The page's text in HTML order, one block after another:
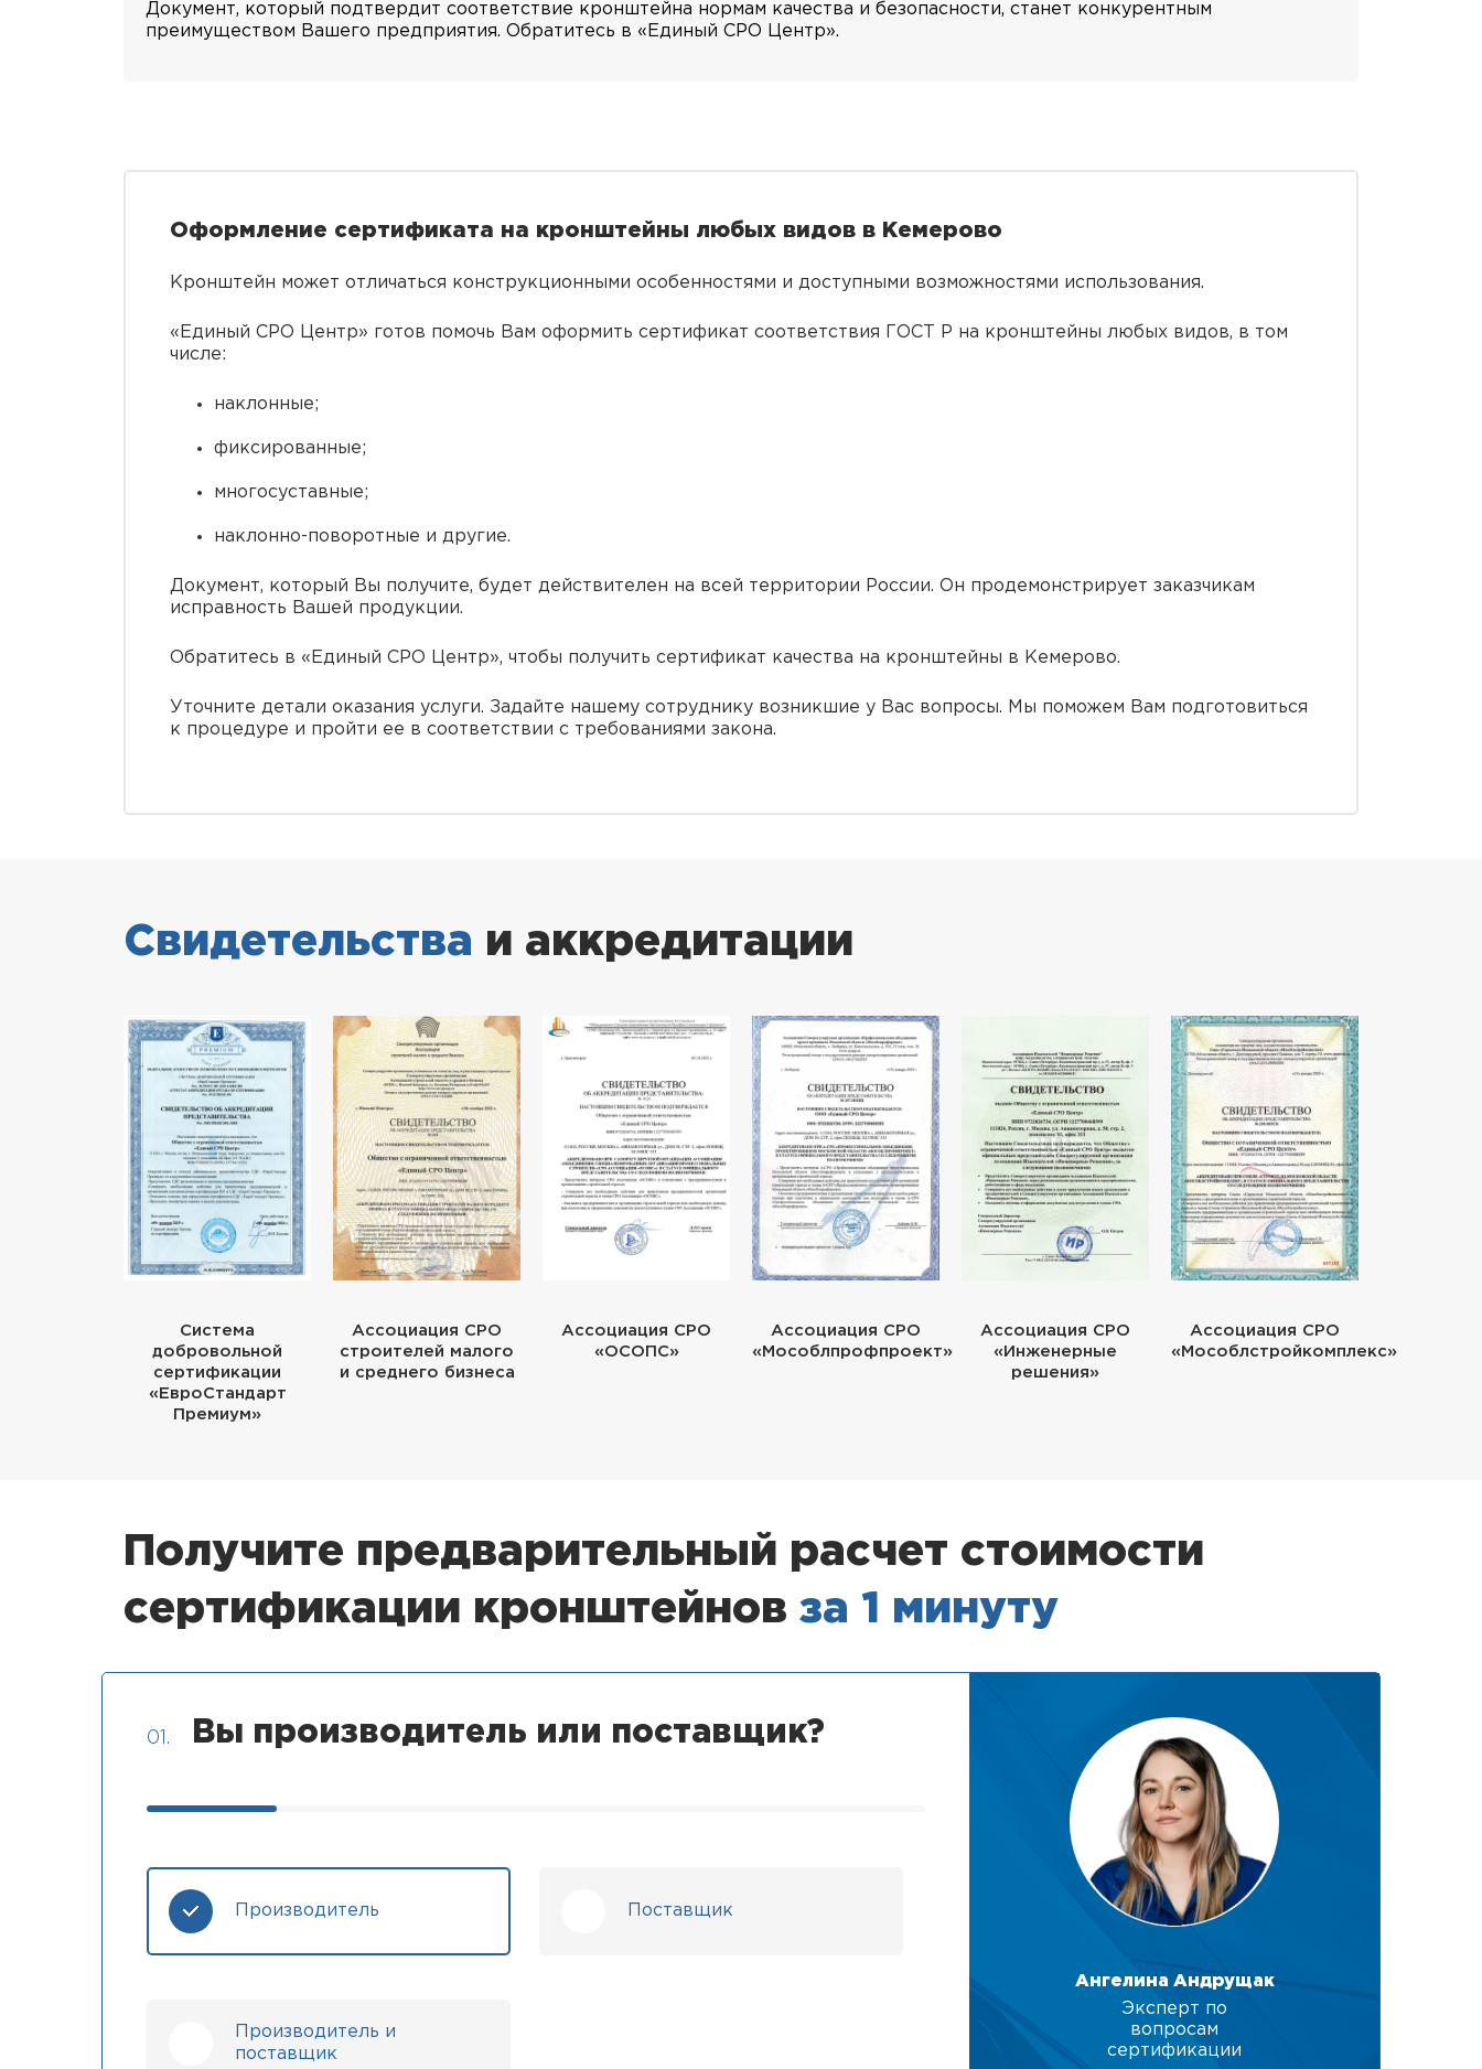
Документ, который подтвердит соответствие кронштейна нормам качества и безопасности, станет конкурентным
преимуществом Вашего предприятия. Обратитесь в «Единый СРО Центр».
Оформление сертификата на кронштейны любых видов в Кемерово
Кронштейн может отличаться конструкционными особенностями и доступными возможностями использования.
«Единый СРО Центр» готов помочь Вам оформить сертификат соответствия ГОСТ Р на кронштейны любых видов, в том
числе:
наклонные;
фиксированные;
многосуставные;
наклонно-поворотные и другие.
Документ, который Вы получите, будет действителен на всей территории России. Он продемонстрирует заказчикам
исправность Вашей продукции.
Обратитесь в «Единый СРО Центр», чтобы получить сертификат качества на кронштейны в Кемерово.
Уточните детали оказания услуги. Задайте нашему сотруднику возникшие у Вас вопросы. Мы поможем Вам подготовиться
к процедуре и пройти ее в соответствии с требованиями закона.
Свидетельства и аккредитации
Система
добровольной
сертификации
«ЕвроСтандарт
Премиум»
Ассоциация СРО
строителей малого
и среднего бизнеса
Ассоциация СРО
«ОСОПС»
Ассоциация СРО
«Мособлпрофпроект»
Ассоциация СРО
«Инженерные
решения»
Ассоциация СРО
«Мособлстройкомплекс»
Получите предварительный расчет стоимости
сертификации кронштейнов за 1 минуту
01. Вы производитель или поставщик?
Производитель Поставщик
Производитель и
поставщик
Ангелина Андрущак
Эксперт по
вопросам
сертификации